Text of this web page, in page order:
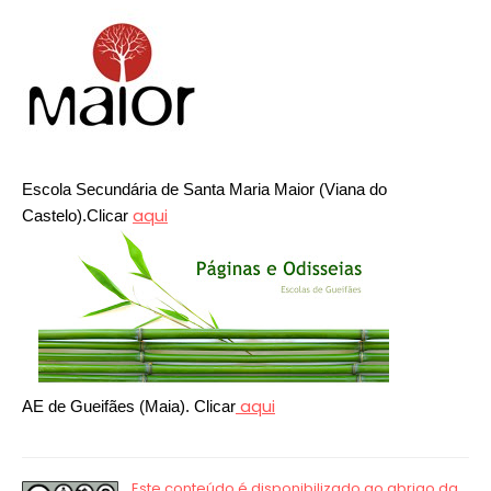
Escola Secundária de Santa Maria Maior (Viana do
Castelo).Clicar aqui
AE de Gueifães (Maia). Clicar aqui